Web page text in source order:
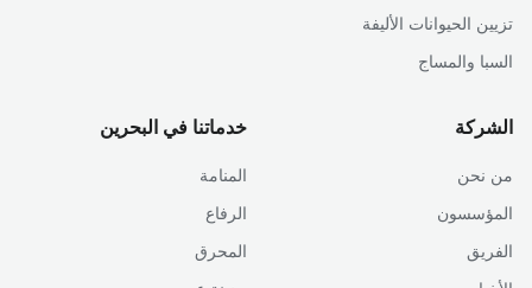
تزيين الحيوانات الأليفة
السبا والمساج
الشركة
من نحن
المؤسسون
الفريق
خدماتنا في البحرين
المنامة
الرفاع
المحرق